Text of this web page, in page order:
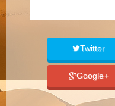
Twitter
Google+